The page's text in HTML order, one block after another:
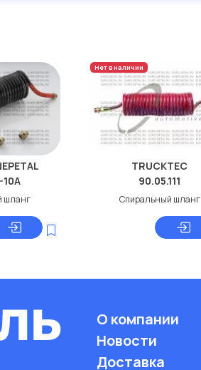
шланг
Нет в наличии
TRUCKTEC
90.05.111
Спиральный шланг
О компании
Новости
Доставка